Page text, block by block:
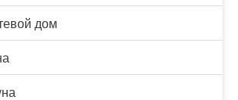
дом